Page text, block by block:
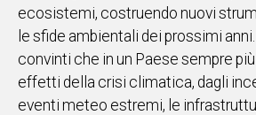
ecosistemi, costruendo nuovi
le sfide ambientali dei prossimi
convinti che in un Paese sempre
effetti della crisi climatica, dagli
eventi meteo estremi, le